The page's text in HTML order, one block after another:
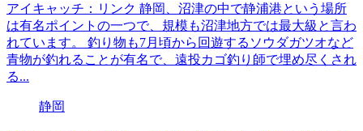
アイキャッチ：リンク 静岡、沼津の中で静浦港という場所
は有名ポイントの一つで、規模も沼津地方では最大級と言わ
れています。 釣り物も7月頃から回遊するソウダガツオなど
青物が釣れることが有名で、遠投カゴ釣り師で埋め尽くされ
る...
静岡